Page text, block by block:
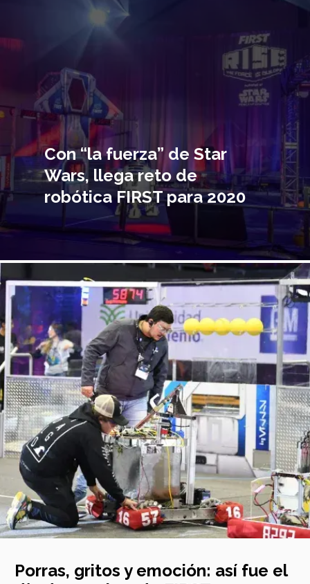
Con “la fuerza” de Star
Wars, llega reto de
robótica FIRST para 2020
Porras, gritos y emoción: así fue el